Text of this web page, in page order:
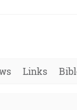
Links